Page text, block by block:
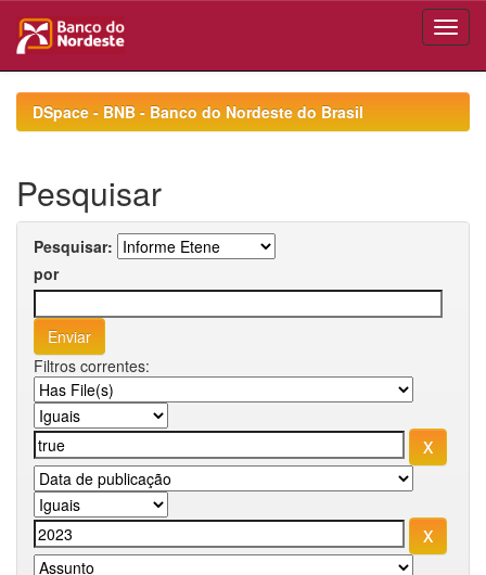
navigationDSpace - BNB - Banco do Nordeste do Brasil
Pesquisar
Pesquisar:
por
Filtros correntes: